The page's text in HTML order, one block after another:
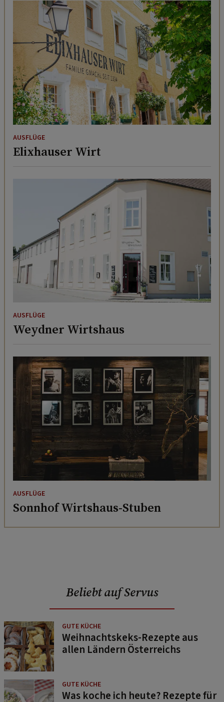
AUSFLÜGE
Elixhauser Wirt
AUSFLÜGE
Weydner Wirtshaus
AUSFLÜGE
Sonnhof Wirtshaus-Stuben
Beliebt auf Servus
GUTE KÜCHE
Weihnachtskeks-Rezepte aus
allen Ländern Österreichs
GUTE KÜCHE
Was koche ich heute? Rezepte für